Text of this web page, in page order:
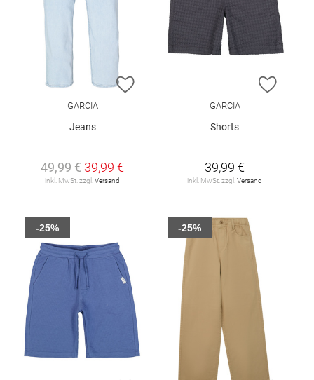
ZUR WUNSCHLISTE HINZUFÜGEN
GARCIA
Jeans
49,99 € 39,99 €
inkl. MwSt. zzgl.Versand
ZUR
GARCIA
Shorts
39,99 €
inkl. MwSt. zzgl.Versand
-25% -25%